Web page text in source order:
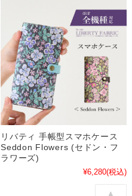
リバティ 手帳型スマホケース
Seddon Flowers (セドン・フ
ラワーズ)
¥6,280(税込)